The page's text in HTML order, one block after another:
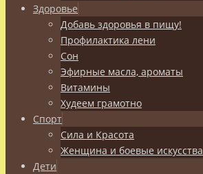
Здоровье
Добавь здоровья в пищу!
Профилактика лени
Сон
Эфирные масла, ароматы
Витамины
Худеем грамотно
Спорт
Сила и Красота
Женщина и боевые искусства
Дети